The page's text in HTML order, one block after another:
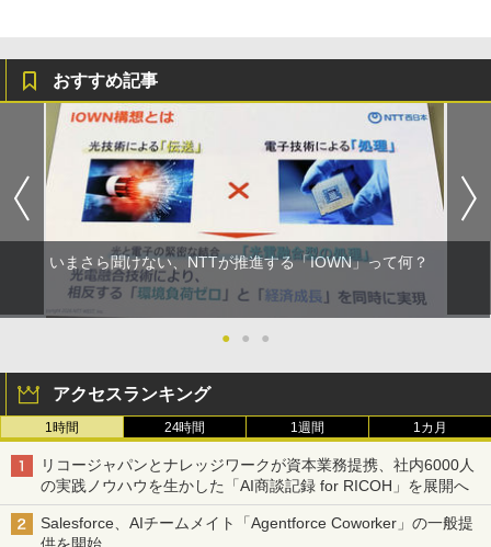
おすすめ記事
いまさら聞けない、NTTが推進する「IOWN」って何？
● ● ●
アクセスランキング
1時間 24時間 1週間 1カ月
リコージャパンとナレッジワークが資本業務提携、社内6000人
の実践ノウハウを生かした「AI商談記録 for RICOH」を展開へ
Salesforce、AIチームメイト「Agentforce Coworker」の一般提
供を開始